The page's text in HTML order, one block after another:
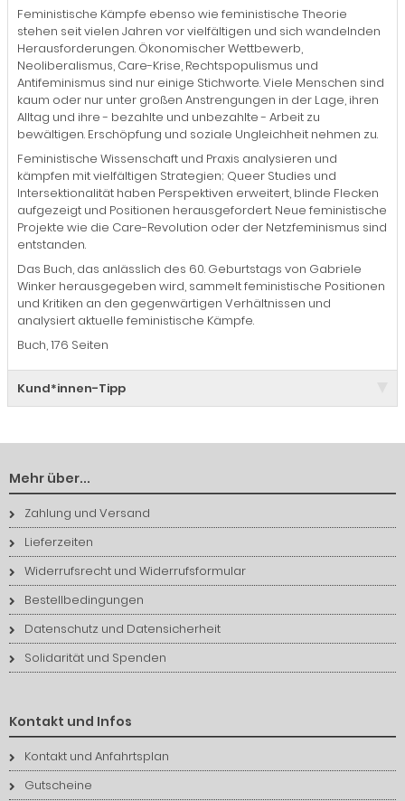
Feministische Kämpfe ebenso wie feministische Theorie
stehen seit vielen Jahren vor vielfältigen und sich wandelnden
Herausforderungen. Ökonomischer Wettbewerb,
Neoliberalismus, Care-Krise, Rechtspopulismus und
Antifeminismus sind nur einige Stichworte. Viele Menschen sind
kaum oder nur unter großen Anstrengungen in der Lage, ihren
Alltag und ihre - bezahlte und unbezahlte - Arbeit zu
bewältigen. Erschöpfung und soziale Ungleichheit nehmen zu.
Feministische Wissenschaft und Praxis analysieren und
kämpfen mit vielfältigen Strategien; Queer Studies und
Intersektionalität haben Perspektiven erweitert, blinde Flecken
aufgezeigt und Positionen herausgefordert. Neue feministische
Projekte wie die Care-Revolution oder der Netzfeminismus sind
entstanden.
Das Buch, das anlässlich des 60. Geburtstags von Gabriele
Winker herausgegeben wird, sammelt feministische Positionen
und Kritiken an den gegenwärtigen Verhältnissen und
analysiert aktuelle feministische Kämpfe.
Buch, 176 Seiten
Kund*innen-Tipp
Mehr über...
Zahlung und Versand
Lieferzeiten
Widerrufsrecht und Widerrufsformular
Bestellbedingungen
Datenschutz und Datensicherheit
Solidarität und Spenden
Kontakt und Infos
Kontakt und Anfahrtsplan
Gutscheine